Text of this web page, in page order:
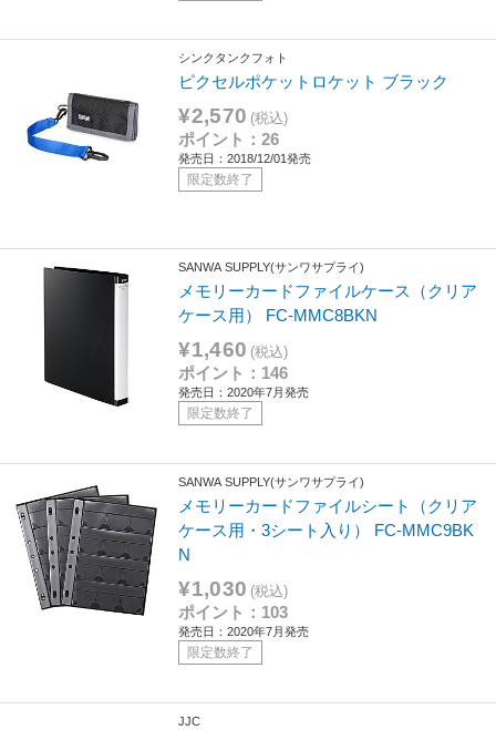
シンクタンクフォト
ピクセルポケットロケット ブラック
¥2,570 (税込)
ポイント：26
発売日：2018/12/01発売
限定数終了
SANWA SUPPLY(サンワサプライ)
メモリーカードファイルケース（クリア
ケース用） FC-MMC8BKN
¥1,460 (税込)
ポイント：146
発売日：2020年7月発売
限定数終了
SANWA SUPPLY(サンワサプライ)
メモリーカードファイルシート（クリア
ケース用・3シート入り） FC-MMC9BK
N
¥1,030 (税込)
ポイント：103
発売日：2020年7月発売
限定数終了
JJC